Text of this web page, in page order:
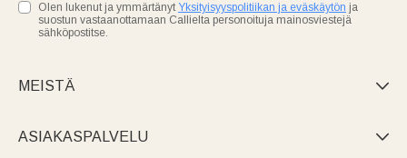
Olen lukenut ja ymmärtänyt Yksityisyyspolitiikan ja eväskäytön ja
suostun vastaanottamaan Callielta personoituja mainosviestejä
sähköpostitse.
MEISTÄ 
ASIAKASPALVELU 